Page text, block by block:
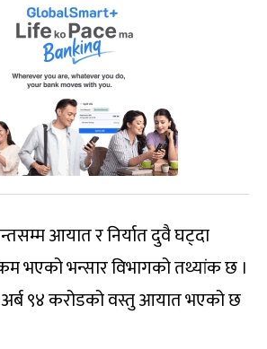
आयात र निर्यात दुवै घट्दा
भएको भन्सार विभागको तथ्यांक छ ।
९४ करोडको वस्तु आयात भएको छ